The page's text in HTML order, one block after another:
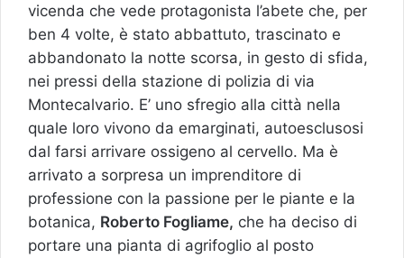
vicenda che vede protagonista l’abete che, per
ben 4 volte, è stato abbattuto, trascinato e
abbandonato la notte scorsa, in gesto di sfida,
nei pressi della stazione di polizia di via
Montecalvario. E’ uno sfregio alla città nella
quale loro vivono da emarginati, autoesclusosi
dal farsi arrivare ossigeno al cervello. Ma è
arrivato a sorpresa un imprenditore di
professione con la passione per le piante e la
botanica, Roberto Fogliame, che ha deciso di
portare una pianta di agrifoglio al posto